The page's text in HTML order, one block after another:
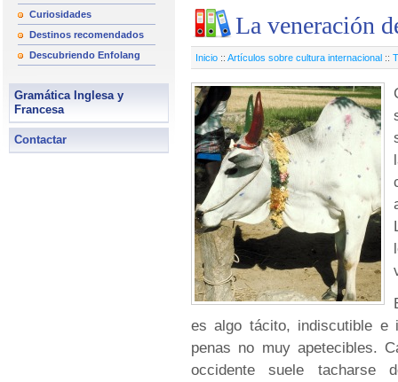
Curiosidades
Destinos recomendados
Descubriendo Enfolang
Gramática Inglesa y
Francesa
Contactar
La veneración
Inicio :: Artículos sobre cultura internacional ::
es algo tácito, indiscutible e
penas no muy apetecibles.
occidente suele tacharse